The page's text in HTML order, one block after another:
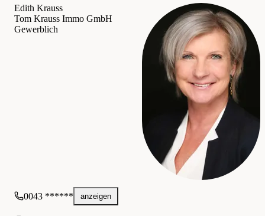
Edith Krauss
Tom Krauss Immo GmbH
Gewerblich
0043 ****** anzeigen